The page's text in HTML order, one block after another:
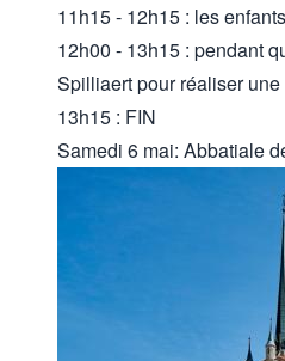
11h15 - 12h15 : les
12h00 - 13h15 : pendant
Spilliaert pour réaliser
13h15 : FIN
Samedi 6 mai: Abbatiale